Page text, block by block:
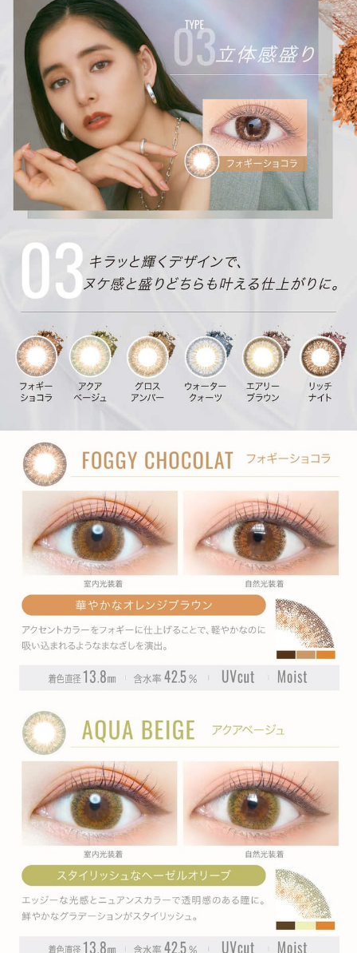
ITEM REVIEWS
この商品のレビュー
この商品のレビューはまだありません。
商品レビューの投稿は ログインが必要です。